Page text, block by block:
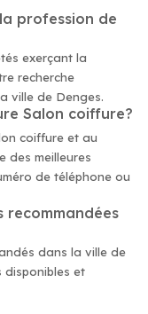
profession de
exerçant la
recherche
ville de Denges.
Salon coiffure?
coiffure et au
des meilleures
de téléphone ou
recommandées
dans la ville de
disponibles et